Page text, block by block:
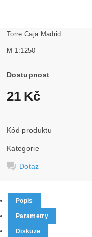
Torre Caja Madrid
M 1:1250
Dostupnost
21 Kč
Kód produktu
Kategorie
Dotaz
Popis
Parametry
Diskuze